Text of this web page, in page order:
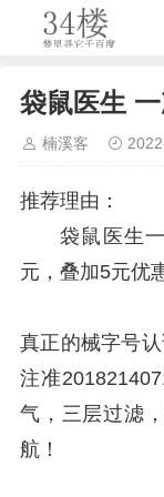
袋鼠医生
楠溪客
推荐理由：
袋鼠医生
元，叠加5元优
真正的械字号
注准
气，三层过滤
航！